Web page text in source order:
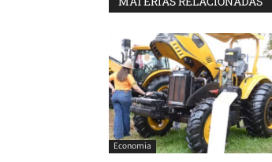
Economia